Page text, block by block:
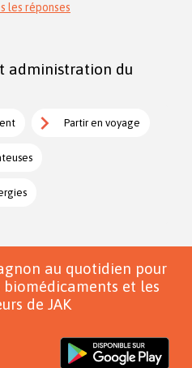
les réponses
administration du
Partir en voyage
au quotidien pour
et les
de JAK